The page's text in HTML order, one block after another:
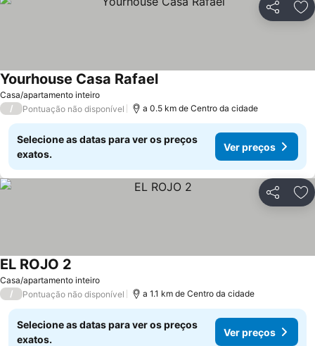
Partilhar
Casa/apartamento inteiro
Yourhouse Casa RafaelVer preços
/ Pontuação não disponível a 0.5 km de Centro da cidade
Selecione as datas para ver os preços
exatos.
Ver preços
Partilhar
Casa/apartamento inteiro
EL ROJO 2
/ Pontuação não disponível a 1.1 km de Centro da cidade
Selecione as datas para ver os preços
exatos.
Ver preços